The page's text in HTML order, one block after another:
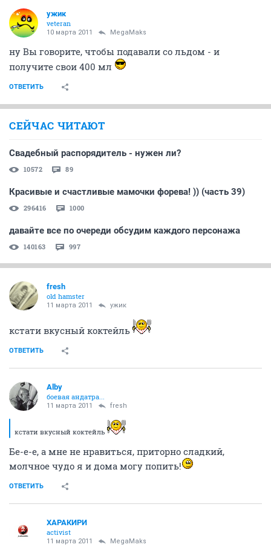
ужик
veteran
10 марта 2011 MegaMaks
ну Вы говорите, чтобы подавали со льдом - и
получите свои 400 мл
ОТВЕТИТЬ
СЕЙЧАС ЧИТАЮТ
Свадебный распорядитель - нужен ли?
10572 89
Красивые и счастливые мамочки форева! )) (часть 39)
296416 1000
давайте все по очереди обсудим каждого персонажа
140163 997
fresh
old hamster
11 марта 2011 ужик
кстати вкусный коктейль
ОТВЕТИТЬ
Alby
боевая андатра...
11 марта 2011 fresh
кстати вкусный коктейль
Бе-е-е, а мне не нравиться, приторно сладкий,
молчное чудо я и дома могу попить!
ОТВЕТИТЬ
ХАРАКИРИ
activist
11 марта 2011 MegaMaks